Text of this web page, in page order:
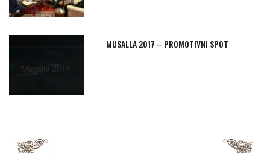
MUSALLA 2017 – PROMOTIVNI SPOT